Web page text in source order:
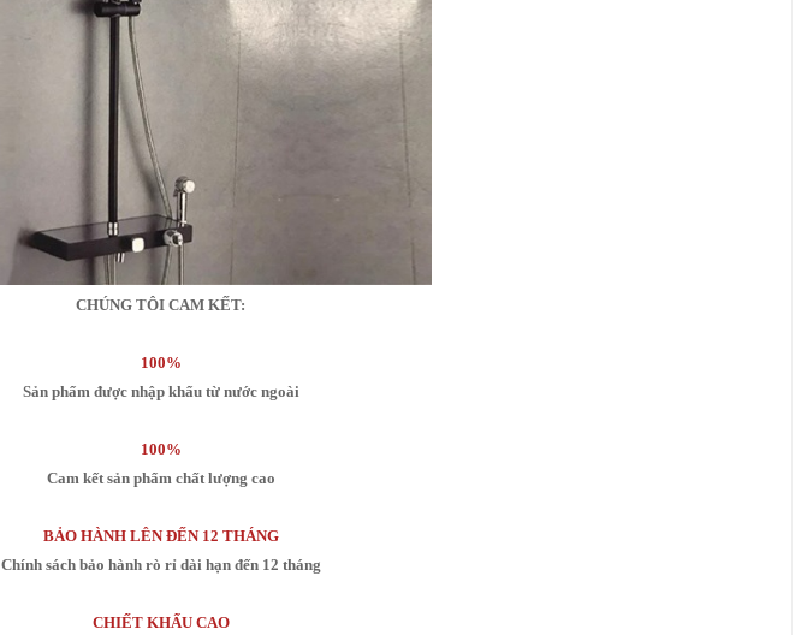
CHÚNG TÔI CAM KẾT:
100%
Sản phẩm được nhập khẩu từ nước ngoài
100%
Cam kết sản phẩm chất lượng cao
BẢO HÀNH LÊN ĐẾN 12 THÁNG
Chính sách bảo hành rò rỉ dài hạn đến 12 tháng
CHIẾT KHẤU CAO